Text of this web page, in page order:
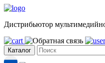
Дистрибьютор
Каталог